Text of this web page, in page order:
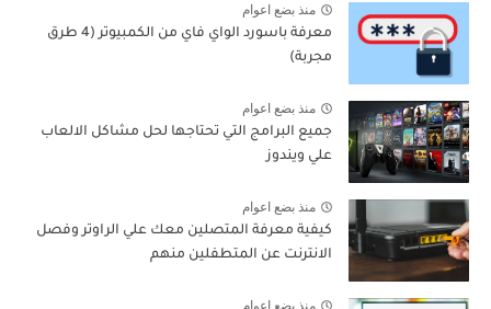
منذ بضع اعوام
معرفة باسورد الواي فاي من الكمبيوتر (4 طرق
مجربة)
منذ بضع اعوام
جميع البرامج التي تحتاجها لحل مشاكل الالعاب
علي ويندوز
منذ بضع اعوام
كيفية معرفة المتصلين معك علي الراوتر وفصل
الانترنت عن المتطفلين منهم